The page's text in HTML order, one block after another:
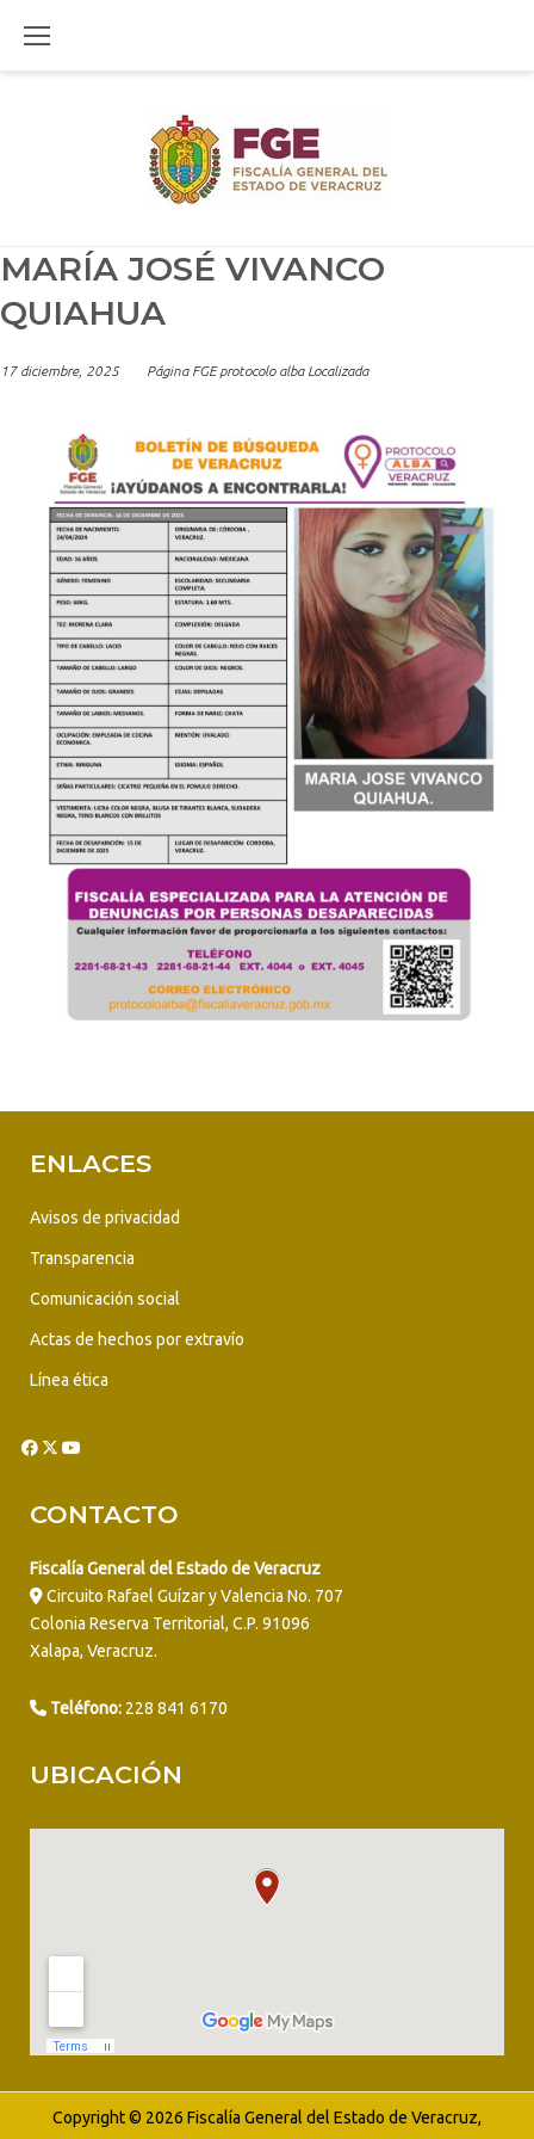
MARÍA JOSÉ VIVANCO
QUIAHUA
17 diciembre, 2025 Página FGE protocolo alba Localizada
ENLACES
Avisos de privacidad
Transparencia
Comunicación social
Actas de hechos por extravío
Línea ética
CONTACTO
Fiscalía General del Estado de Veracruz
Circuito Rafael Guízar y Valencia No. 707
Colonia Reserva Territorial, C.P. 91096
Xalapa, Veracruz.
Teléfono: 228 841 6170
UBICACIÓN
Copyright © 2026 Fiscalía General del Estado de Veracruz,